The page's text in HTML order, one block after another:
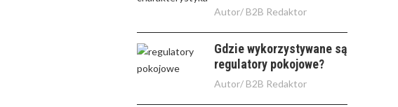
Autor/ B2B Redaktor
Gdzie wykorzystywane są
regulatory pokojowe?
Autor/ B2B Redaktor